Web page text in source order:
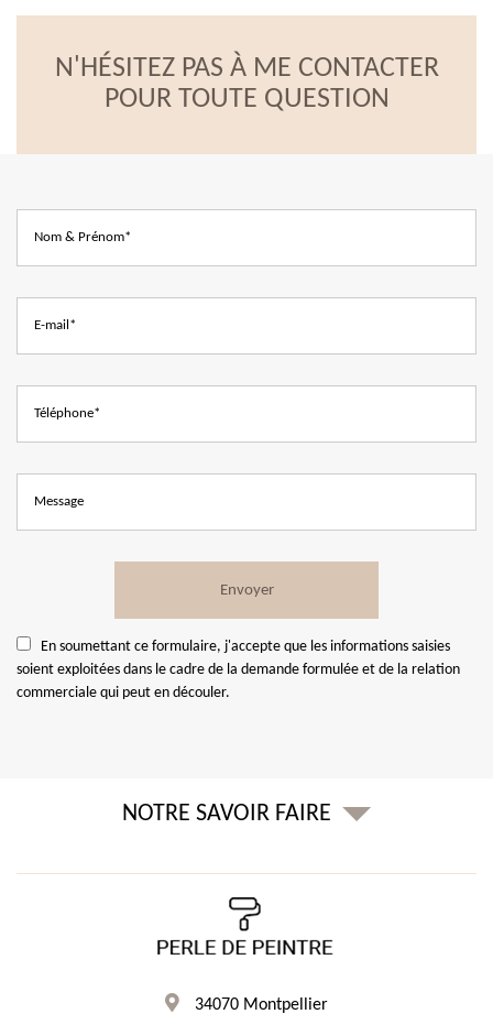
N'HÉSITEZ PAS À ME CONTACTER
POUR TOUTE QUESTION
En soumettant ce formulaire, j'accepte que les informations saisies
soient exploitées dans le cadre de la demande formulée et de la relation
commerciale qui peut en découler.
NOTRE SAVOIR FAIRE
34070 Montpellier